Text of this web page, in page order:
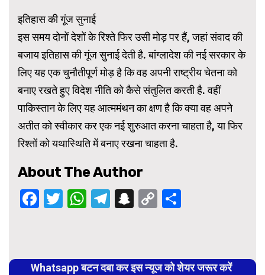
इतिहास की गूंज सुनाई
इस समय दोनों देशों के रिश्ते फिर उसी मोड़ पर हैं, जहां संवाद की
बजाय इतिहास की गूंज सुनाई देती है. बांग्लादेश की नई सरकार के
लिए यह एक चुनौतीपूर्ण मोड़ है कि वह अपनी राष्ट्रीय चेतना को
बनाए रखते हुए विदेश नीति को कैसे संतुलित करती है. वहीं
पाकिस्तान के लिए यह आत्ममंथन का क्षण है कि क्या वह अपने
अतीत को स्वीकार कर एक नई शुरुआत करना चाहता है, या फिर
रिश्तों को यथास्थिति में बनाए रखना चाहता है.
About The Author
Facebook
Twitter
WhatsApp
Telegram
Snapchat
Copy
Reading
Whatsapp बटन दबा कर इस न्यूज को शेयर जरूर करें